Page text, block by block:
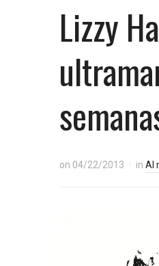
Lizzy
on 04/22/2013 in Al